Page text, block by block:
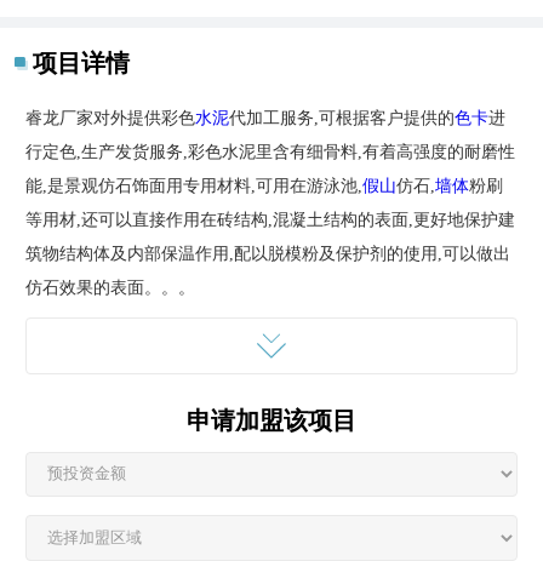
项目详情
睿龙厂家对外提供彩色水泥代加工服务,可根据客户提供的色卡进
行定色,生产发货服务,彩色水泥里含有细骨料,有着高强度的耐磨性
能,是景观仿石饰面用专用材料,可用在游泳池, 假山仿石, 墙体粉刷
等用材,还可以直接作用在砖结构,混凝土结构的表面,更好地保护建
筑物结构体及内部保温作用,配以脱模粉及保护剂的使用,可以做出
仿石效果的表面。。。
造景工程及环境改造工程的优选环保建材供应商；
鱼,花岗岩,里斯本花岗岩,回形板岩,箭尾板岩,欧陆石,小砂岩岩,大花
园石,小砂岩宽沟缝,约克郡石,粗细木纹,恺撒石,放射圆斧石,放射圆
申请加盟该项目